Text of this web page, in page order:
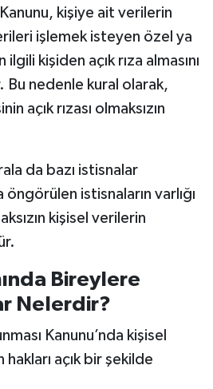
kişiye ait verilerin
işlemek isteyen özel ya
ilgili kişiden açık rıza almasını
Bu nedenle kural olarak,
açık rızası olmaksızın
da bazı istisnalar
istisnaların varlığı
kişisel verilerin
Bireylere
Nelerdir?
Kanunu’nda kişisel
açık bir şekilde